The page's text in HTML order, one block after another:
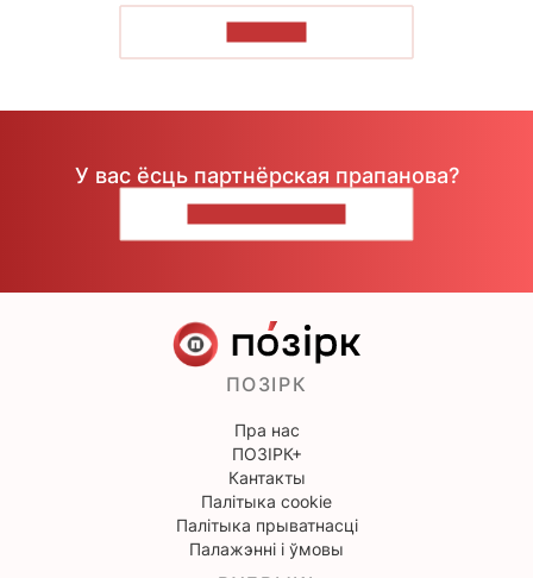
У вас ёсць партнёрская прапанова?
ПОЗІРК
Пра нас
ПОЗІРК+
Кантакты
Палітыка cookie
Палітыка прыватнасці
Палажэнні і ўмовы